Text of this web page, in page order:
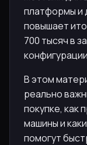
платформы и
повышает
700 тысяч в
В этом
реально
покупке, как
машины и
помогут